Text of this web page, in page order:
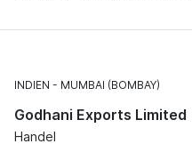
INDIEN MUMBAI (BOMBAY)
Godhani Exports Limited
Handel